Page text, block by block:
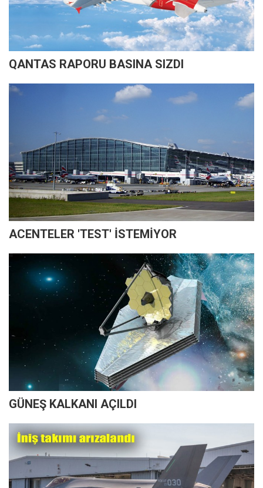
QANTAS RAPORU BASINA SIZDI
ACENTELER 'TEST' İSTEMİYOR
GÜNEŞ KALKANI AÇILDI